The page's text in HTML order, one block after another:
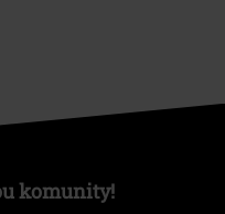
komunity!